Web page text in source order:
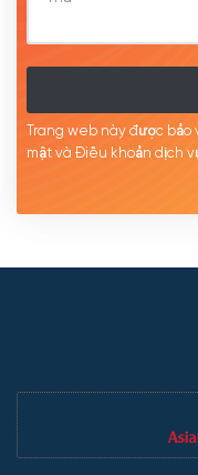
Trang web này được bảo
mật và Điều khoản dịch